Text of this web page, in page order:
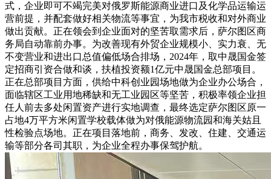
式，企业即可不竭完美对俄罗斯能源商业进口及化学品运输运
营前提，并配套做好相关物流等事宜，为我市税收和对外商业
做出贡献。正在领会到企业面对的坚苦取需求后，萨尔图区商
务局自动靠前办事。为改善现有外贸企业规模小、实力衰、无
不变营业和进出口总值偏低场合排场，2024年，取中晟国金签
定招商引资合做和谈，扶植投资额1亿元中晟国金总部项目。
正在总部项目方面，供给中科创业园场地做为企业办公场合，
面临辖区工业用地稀缺和无工业园区等坚苦，积极率领企业担
任人前去多处闲置资产进行实地调查，最终选定萨尔图区原一
占地4万平方米闲置学校载体做为对俄能源物流园和海关姑且
性检验点场地。正在项目落地前，商务、发改、住建、交通运
输等部分各司其职，为企业全程办事保驾护航。